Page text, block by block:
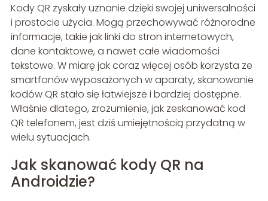
Kody QR zyskały uznanie dzięki swojej uniwersalności
i prostocie użycia. Mogą przechowywać różnorodne
informacje, takie jak linki do stron internetowych,
dane kontaktowe, a nawet całe wiadomości
tekstowe. W miarę jak coraz więcej osób korzysta ze
smartfonów wyposażonych w aparaty, skanowanie
kodów QR stało się łatwiejsze i bardziej dostępne.
Właśnie dlatego, zrozumienie, jak zeskanować kod
QR telefonem, jest dziś umiejętnością przydatną w
wielu sytuacjach.
Jak skanować kody QR na
Androidzie?